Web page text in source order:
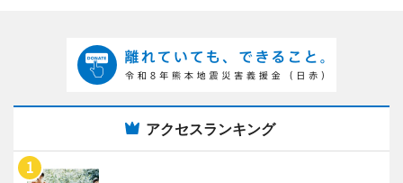
アクセスランキング